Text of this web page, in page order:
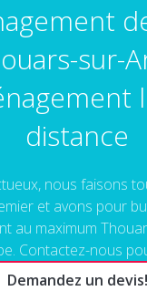
sur-
distance
nous faisons
et avons pour
au maximum
Contactez-nous
Demandez un devis!